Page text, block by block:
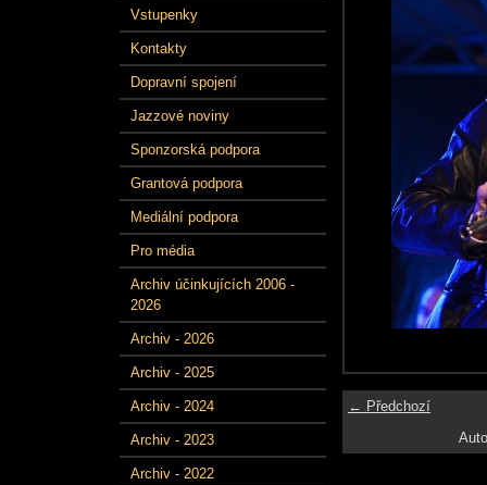
Vstupenky
Kontakty
Dopravní spojení
Jazzové noviny
Sponzorská podpora
Grantová podpora
Mediální podpora
Pro média
Archiv účinkujících 2006 -
2026
Archiv - 2026
Archiv - 2025
Archiv - 2024
Archiv - 2023
Archiv - 2022
← Předchozí